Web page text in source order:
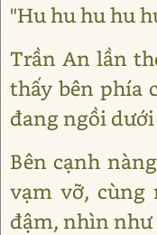
"Hu hu hu hu
Trần An lần
thấy bên phía
đang ngồi
Bên cạnh
vạm vỡ, cùng
đậm, nhìn